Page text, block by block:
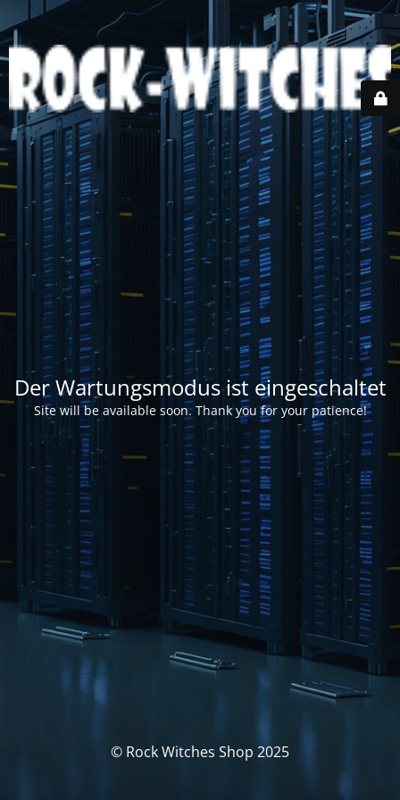
Der Wartungsmodus ist eingeschaltet
Site will be available soon. Thank you for your patience!
© Rock Witches Shop 2025